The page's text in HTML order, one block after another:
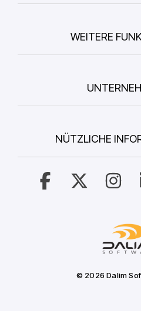
WEITERE
NÜTZLICHE
© 2026 Dalim
Facebook